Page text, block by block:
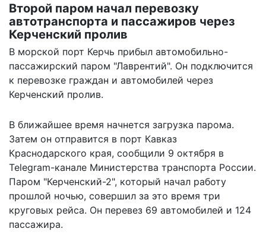
Второй паром начал перевозку
автотранспорта и пассажиров через
Керченский пролив
В морской порт Керчь прибыл автомобильно-
пассажирский паром "Лаврентий". Он подключится
к перевозке граждан и автомобилей через
Керченский пролив.
В ближайшее время начнется загрузка парома.
Затем он отправится в порт Кавказ
Краснодарского края, сообщили 9 октября в
Telegram-канале Министерства транспорта России.
Паром "Керченский-2", который начал работу
прошлой ночью, совершил за это время три
круговых рейса. Он перевез 69 автомобилей и 124
пассажира.